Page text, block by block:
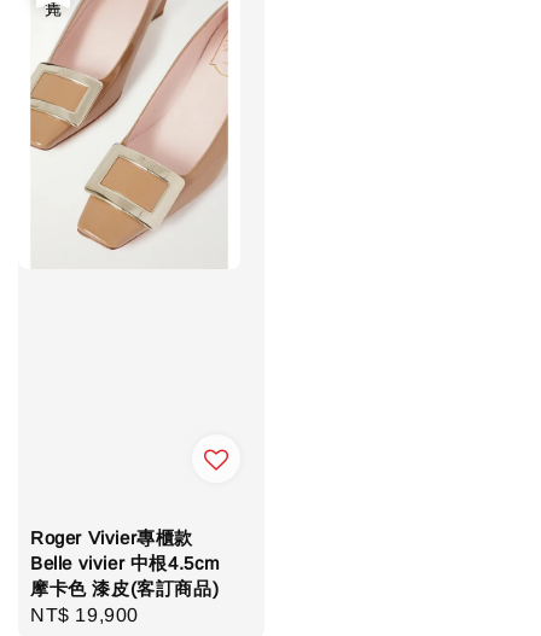
Roger Vivier專櫃款
Belle vivier 中根4.5cm
摩卡色 漆皮(客訂商品)
Regular
NT$ 19,900